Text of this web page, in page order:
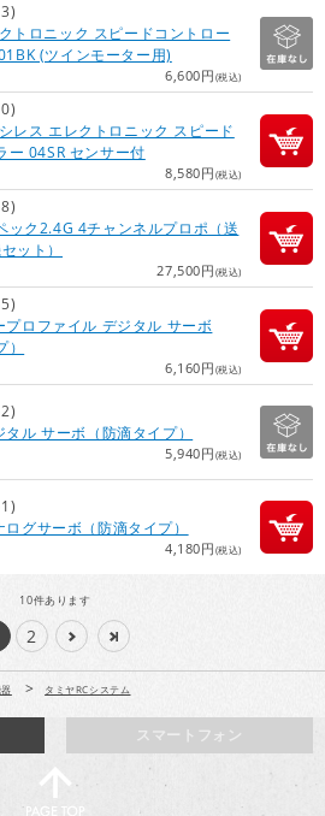
トロニック スピードコントロー
(ツインモーター用)
6,600円(税込)
レス エレクトロニック スピード
ー 04SR センサー付
8,580円(税込)
ック2.4G 4チャンネルプロポ（送
ット）
27,500円(税込)
プロファイル デジタル サーボ
6,160円(税込)
ル サーボ（防滴タイプ）
5,940円(税込)
グサーボ（防滴タイプ）
4,180円(税込)
10件あります
2
> タミヤRCシステム
スマートフォン